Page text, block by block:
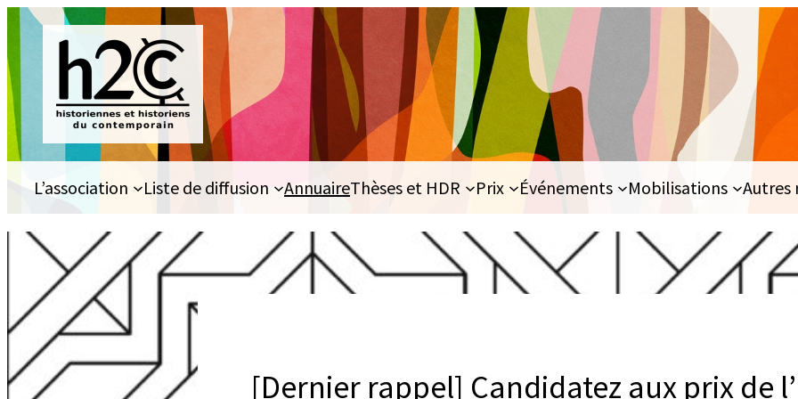
Aller
au
contenu
L’association Liste de diffusion AnnuaireThèses et HDR Prix Événements Mobilisations Autres
[Dernier rappel] Candidatez aux prix de